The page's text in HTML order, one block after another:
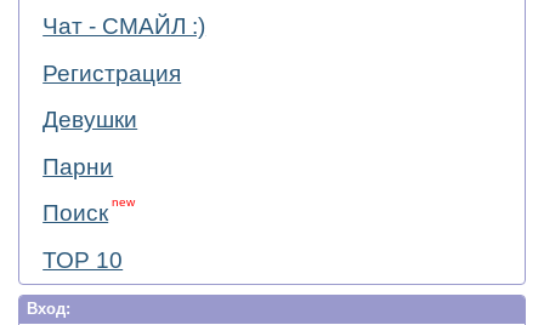
Чат - СМАЙЛ :)
Регистрация
Девушки
Парни
Поиск new
ТОР 10
Вход: